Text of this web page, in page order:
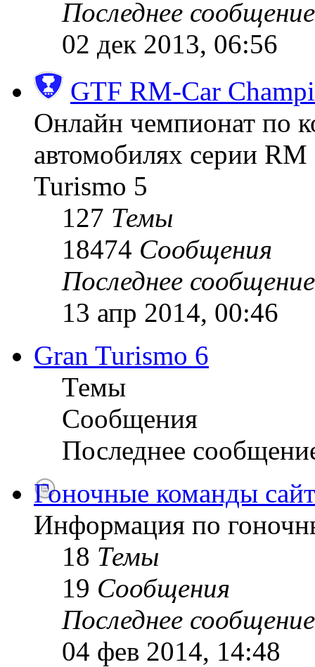
Последнее сообщение
02 дек 2013, 06:56
GTF RM-Car
Онлайн чемпионат по
автомобилях серии
Turismo 5
127 Темы
18474 Сообщения
Последнее сообщение
13 апр 2014, 00:46
Gran Turismo 6
Темы
Сообщения
Последнее
Гоночные команды
Информация по
18 Темы
19 Сообщения
Последнее сообщение
04 фев 2014, 14:48